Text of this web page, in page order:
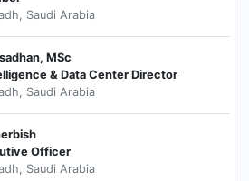
Saudi Arabia
MSc
& Data Center Director
Saudi Arabia
Officer
Saudi Arabia